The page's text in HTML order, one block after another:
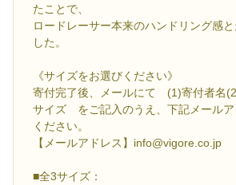
たことで、
ロードレーサー本来のハンドリング感
した。
《サイズをお選びください》
寄付完了後、メールにて (1)寄付者名
サイズ をご記入のうえ、下記メールア
ください。
【メールアドレス】info@vigore.co.jp
■全3サイズ：